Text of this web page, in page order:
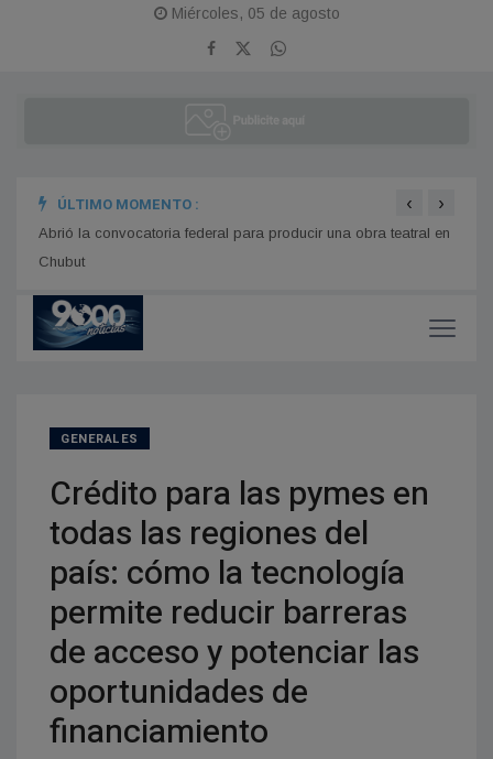
Miércoles, 05 de agosto
ÚLTIMO MOMENTO :
Abrió la convocatoria federal para producir una obra teatral en
Chubut
‹ ›
GENERALES
Crédito para las pymes en
todas las regiones del
país: cómo la tecnología
permite reducir barreras
de acceso y potenciar las
oportunidades de
financiamiento